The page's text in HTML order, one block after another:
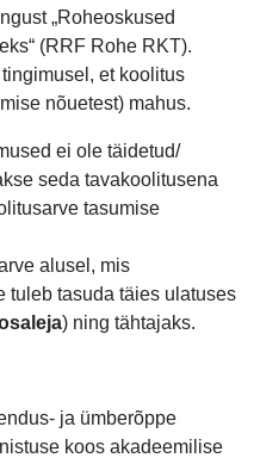
„Roheoskused
(RRF Rohe RKT).
et koolitus
nõuetest) mahus.
ei ole täidetud/
seda tavakoolitusena
tasumise
alusel, mis
tuleb tasuda täies ulatuses
) ning tähtajaks.
ja ümberõppe
koos akadeemilise